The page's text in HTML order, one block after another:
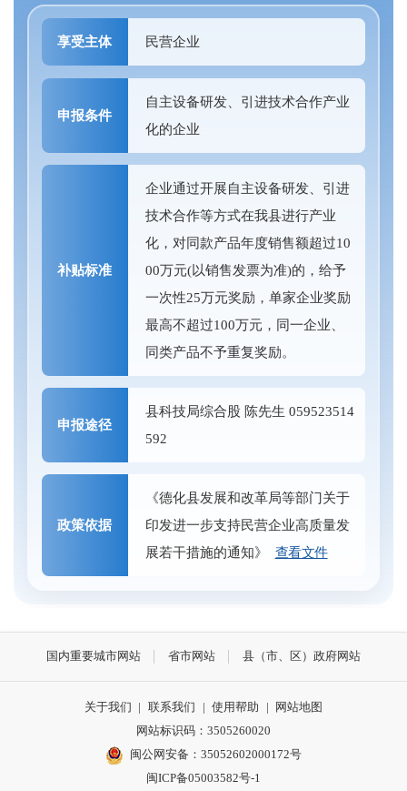
享受主体 民营企业
申报条件
自主设备研发、引进技术合作产业
化的企业
补贴标准
企业通过开展自主设备研发、引进
技术合作等方式在我县进行产业
化，对同款产品年度销售额超过10
00万元(以销售发票为准)的，给予
一次性25万元奖励，单家企业奖励
最高不超过100万元，同一企业、
同类产品不予重复奖励。
申报途径
县科技局综合股 陈先生 059523514
592
政策依据
《德化县发展和改革局等部门关于
印发进一步支持民营企业高质量发
展若干措施的通知》 查看文件
国内重要城市网站 省市网站 县（市、区）政府网站
关于我们 | 联系我们 | 使用帮助 | 网站地图
网站标识码：3505260020
闽公网安备：35052602000172号
闽ICP备05003582号-1